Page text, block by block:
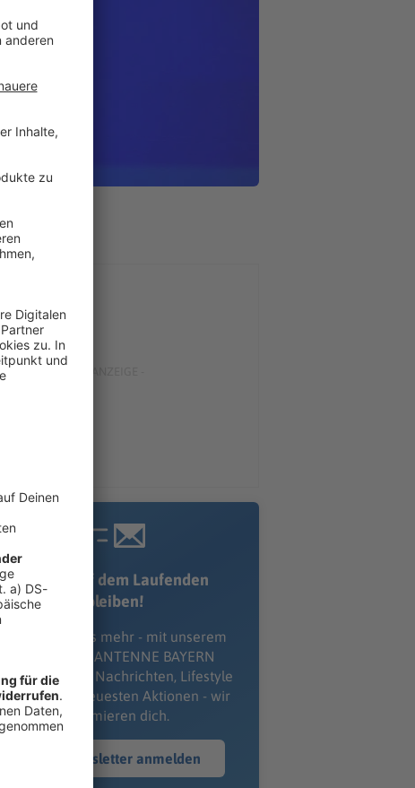
Immer auf dem Laufenden
bleiben!
Verpass' nichts mehr - mit unserem
kostenlosen ANTENNE BAYERN
Ob Nachrichten, Lifestyle
oder unsere neuesten Aktionen - wir
informieren dich.
Zum Newsletter anmelden